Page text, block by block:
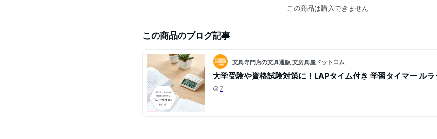
この商品は購入できません
この商品のブログ記事
文具専門店の文具通販 文房具屋ドットコム
大学受験や資格試験対策に！LAPタイム付き 学習タイマー ルラ
7